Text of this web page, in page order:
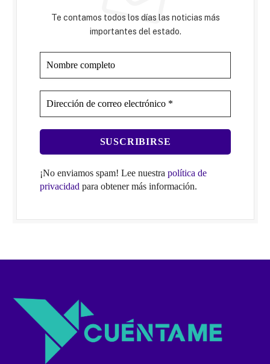
Te contamos todos los días las noticias más
importantes del estado.
¡No enviamos spam! Lee nuestra política de
privacidad para obtener más información.